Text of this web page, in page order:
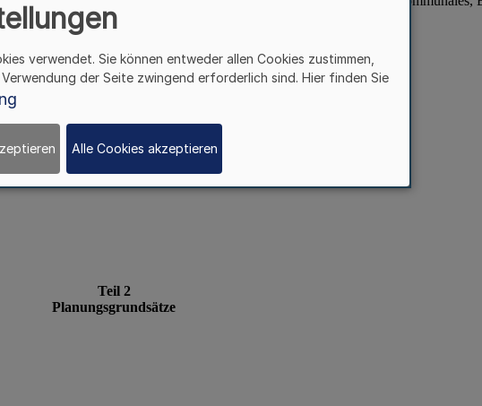
verwendet. Sie können entweder allen Cookies zustimmen,
der Seite zwingend erforderlich sind. Hier finden Sie
Alle Cookies akzeptieren